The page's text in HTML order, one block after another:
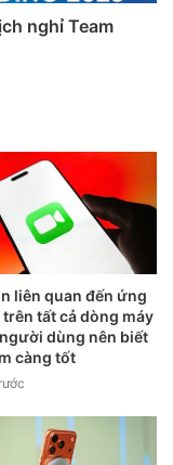
với tình hình này,
cũ, như iPhone
này giúp tăng tốc
thời gian tải ảnh
nghỉ Team
liên quan đến ứng
tất cả dòng máy
dùng nên biết
càng tốt